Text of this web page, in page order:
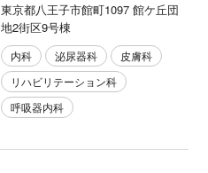
東京都八王子市館町1097 館ケ丘団
地2街区9号棟
内科 泌尿器科
皮膚科
リハビリテーション科
呼吸器内科